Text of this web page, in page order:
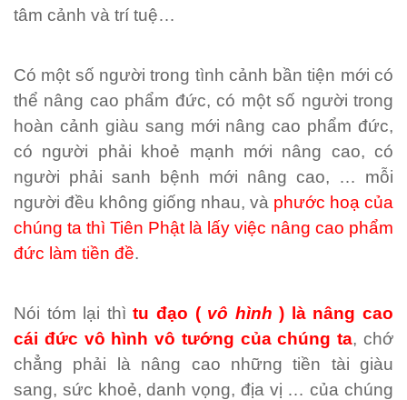
tâm cảnh và trí tuệ…
Có một số người trong tình cảnh bần tiện mới có
thể nâng cao phẩm đức, có một số người trong
hoàn cảnh giàu sang mới nâng cao phẩm đức,
có người phải khoẻ mạnh mới nâng cao, có
người phải sanh bệnh mới nâng cao, … mỗi
người đều không giống nhau, và phước hoạ của
chúng ta thì Tiên Phật là lấy việc nâng cao phẩm
đức làm tiền đề.
Nói tóm lại thìtu đạo ( vô hình ) là nâng cao
cái đức vô hình vô tướng của chúng ta, chớ
chẳng phải là nâng cao những tiền tài giàu
sang, sức khoẻ, danh vọng, địa vị … của chúng